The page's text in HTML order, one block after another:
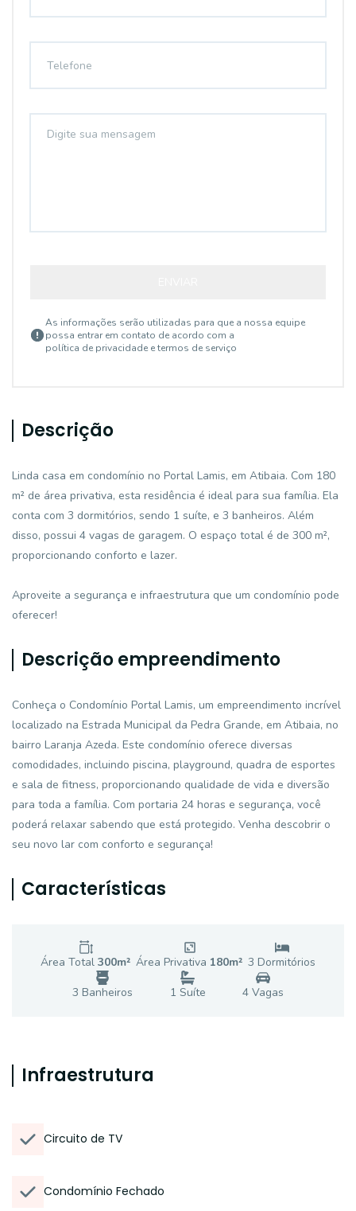
As informações serão utilizadas para que a nossa equipe
possa entrar em contato de acordo com a
política de privacidade e termos de serviço
Descrição
Linda casa em condomínio no Portal Lamis, em Atibaia. Com 180
m² de área privativa, esta residência é ideal para sua família. Ela
conta com 3 dormitórios, sendo 1 suíte, e 3 banheiros. Além
disso, possui 4 vagas de garagem. O espaço total é de 300 m²,
proporcionando conforto e lazer.
Aproveite a segurança e infraestrutura que um condomínio pode
oferecer!
Descrição empreendimento
Conheça o Condomínio Portal Lamis, um empreendimento incrível
localizado na Estrada Municipal da Pedra Grande, em Atibaia, no
bairro Laranja Azeda. Este condomínio oferece diversas
comodidades, incluindo piscina, playground, quadra de esportes
e sala de fitness, proporcionando qualidade de vida e diversão
para toda a família. Com portaria 24 horas e segurança, você
poderá relaxar sabendo que está protegido. Venha descobrir o
seu novo lar com conforto e segurança!
Características
Área Total 300m² Área Privativa 180m² 3 Dormitórios
3 Banheiros 1 Suíte 4Vagas
Infraestrutura
Circuito de TV
Condomínio Fechado